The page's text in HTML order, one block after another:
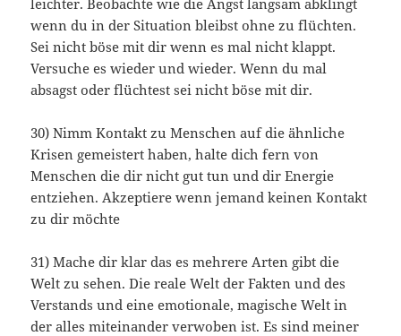
wenn du in der Situation bleibst ohne zu flüchten.
Sei nicht böse mit dir wenn es mal nicht klappt.
Versuche es wieder und wieder. Wenn du mal
absagst oder flüchtest sei nicht böse mit dir.
30) Nimm Kontakt zu Menschen auf die ähnliche
Krisen gemeistert haben, halte dich fern von
Menschen die dir nicht gut tun und dir Energie
entziehen. Akzeptiere wenn jemand keinen Kontakt
zu dir möchte
31) Mache dir klar das es mehrere Arten gibt die
Welt zu sehen. Die reale Welt der Fakten und des
Verstands und eine emotionale, magische Welt in
der alles miteinander verwoben ist. Es sind meiner